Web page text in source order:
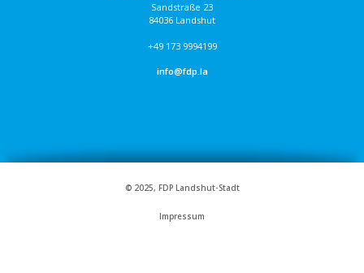
Sandstraße 23
84036 Landshut
+49 173 9994199
info@fdp.la
© 2025, FDP Landshut-Stadt
Impressum